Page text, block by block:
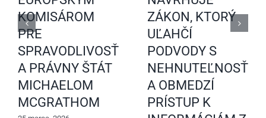
KOMISÁROM
PRE
SPRAVODLIVOSŤ
A PRÁVNY ŠTÁT
MICHAELOM
MCGRATHOM
ZÁKON, KTORÝ
UĽAHČÍ
PODVODY S
A OBMEDZÍ
PRÍSTUP K